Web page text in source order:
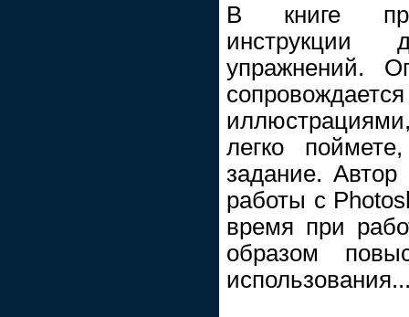
В книге
инструкции
упражнений.
легко
задание. Автор
работы с
время при
образом